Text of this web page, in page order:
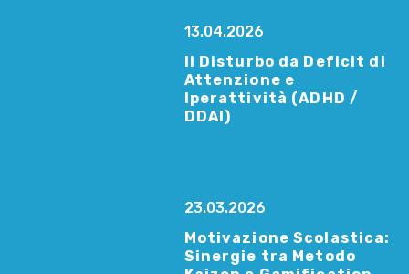
13.04.2026
Il Disturbo da Deficit di
Attenzione e
Iperattività (ADHD /
DDAI)
23.03.2026
Motivazione Scolastica:
Sinergie tra Metodo